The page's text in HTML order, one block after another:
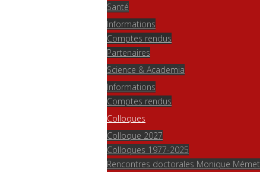
Santé
Informations
Comptes rendus
Partenaires
Science & Academia
Informations
Comptes rendus
Colloques
Colloque 2027
Colloques 1977-2025
Rencontres doctorales Monique Mémet